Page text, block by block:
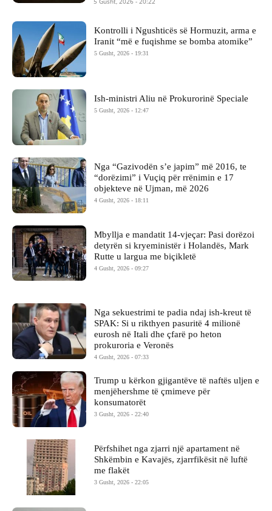
Kontrolli i Ngushticës së Hormuzit, arma e
Iranit “më e fuqishme se bomba atomike”
5 Gusht, 2026 - 19:31
Ish-ministri ​Aliu në Prokurorinë Speciale
5 Gusht, 2026 - 12:47
Nga “Gazivodën s’e japim” më 2016, te
“dorëzimi” i Vuçiq për rrënimin e 17
objekteve në Ujman, më 2026
4 Gusht, 2026 - 18:11
Mbyllja e mandatit 14-vjeçar: Pasi dorëzoi
detyrën si kryeministër i Holandës, Mark
Rutte u largua me biçikletë
4 Gusht, 2026 - 09:27
Nga sekuestrimi te padia ndaj ish-kreut të
SPAK: Si u rikthyen pasuritë 4 milionë
eurosh në Itali dhe çfarë po heton
prokuroria e Veronës
4 Gusht, 2026 - 07:33
Trump u kërkon gjigantëve të naftës uljen e
menjëhershme të çmimeve për
konsumatorët
3 Gusht, 2026 - 22:40
Përfshihet nga zjarri një apartament në
Shkëmbin e Kavajës, zjarrfikësit në luftë
me flakët
3 Gusht, 2026 - 22:05